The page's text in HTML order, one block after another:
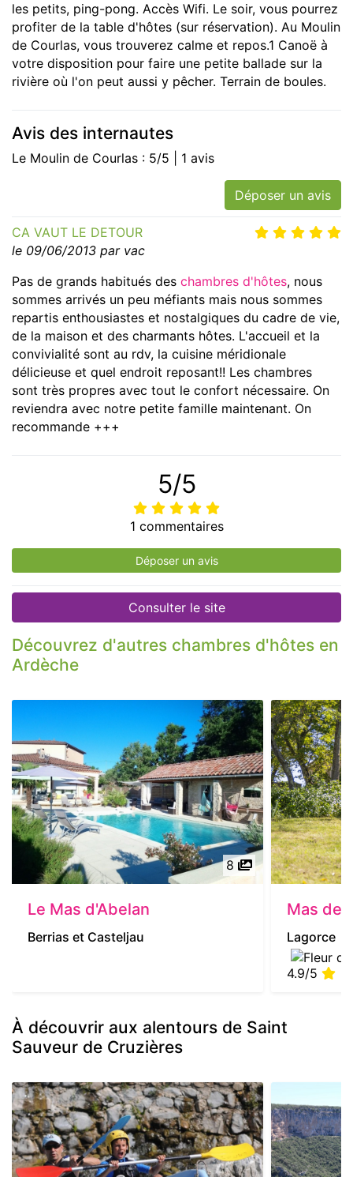
les petits, ping-pong. Accès Wifi. Le soir, vous pourrez
profiter de la table d'hôtes (sur réservation). Au Moulin
de Courlas, vous trouverez calme et repos.1 Canoë à
votre disposition pour faire une petite ballade sur la
rivière où l'on peut aussi y pêcher. Terrain de boules.
Avis des internautes
Le Moulin de Courlas : 5/5 | 1 avis
Déposer un avis
CA VAUT LE DETOUR
le 09/06/2013 par vac
Pas de grands habitués des chambres d'hôtes, nous
sommes arrivés un peu méfiants mais nous sommes
repartis enthousiastes et nostalgiques du cadre de vie,
de la maison et des charmants hôtes. L'accueil et la
convivialité sont au rdv, la cuisine méridionale
délicieuse et quel endroit reposant!! Les chambres
sont très propres avec tout le confort nécessaire. On
reviendra avec notre petite famille maintenant. On
recommande +++
5/5
1 commentaires
Déposer un avis
Consulter le site
Découvrez d'autres chambres d'hôtes en
Ardèche
8
Le Mas d'Abelan
Berrias et Casteljau
Mas de
Lagorce
4.9/5 |
À découvrir aux alentours de Saint
Sauveur de Cruzières